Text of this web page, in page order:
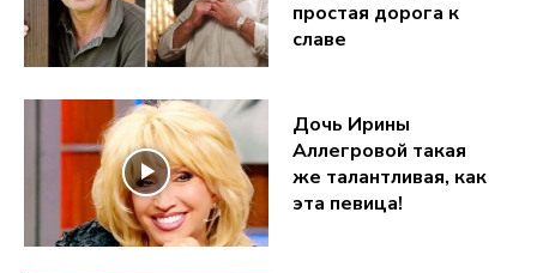
простая дорога к
славе
Дочь Ирины
Аллегровой такая
же талантливая, как
эта певица!